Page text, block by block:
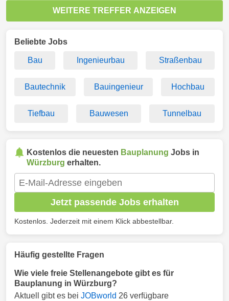
WEITERE TREFFER ANZEIGEN
Beliebte Jobs
Bau Ingenieurbau Straßenbau
Bautechnik Bauingenieur Hochbau
Tiefbau Bauwesen Tunnelbau
Kostenlos die neuesten Bauplanung Jobs in
Würzburg erhalten.
Jetzt passende Jobs erhalten
Kostenlos. Jederzeit mit einem Klick abbestellbar.
Häufig gestellte Fragen
Wie viele freie Stellenangebote gibt es für
Bauplanung in Würzburg?
Aktuell gibt es bei JOBworld 26 verfügbare